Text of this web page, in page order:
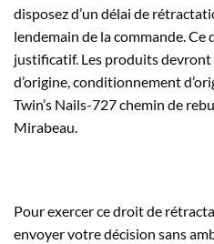
disposez d’un délai de
lendemain de la commande.
justificatif. Les produits
d’origine, conditionnement
Twin’s Nails-727 chemin de
Mirabeau.
Pour exercer ce droit de
envoyer votre décision sans